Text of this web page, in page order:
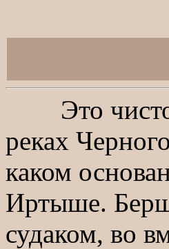
Это чисто
реках
каком
Иртыше. Берш
судаком, во